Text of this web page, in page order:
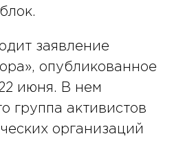
заявление
опубликованное
июня. В нем
группа активистов
организаций